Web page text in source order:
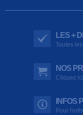
LES +
Toutes
NOS
Cliquez
INFOS
Pour